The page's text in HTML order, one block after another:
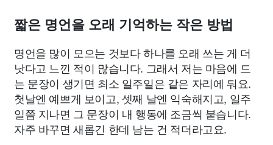
짧은 명언을 오래 기억하는 작은 방법
명언을 많이 모으는 것보다 하나를 오래 쓰는 게 더
낫다고 느낀 적이 많습니다. 그래서 저는 마음에 드
는 문장이 생기면 최소 일주일은 같은 자리에 둬요.
첫날엔 예쁘게 보이고, 셋째 날엔 익숙해지고, 일주
일쯤 지나면 그 문장이 내 행동에 조금씩 붙습니다.
자주 바꾸면 새롭긴 한데 남는 건 적더라고요.